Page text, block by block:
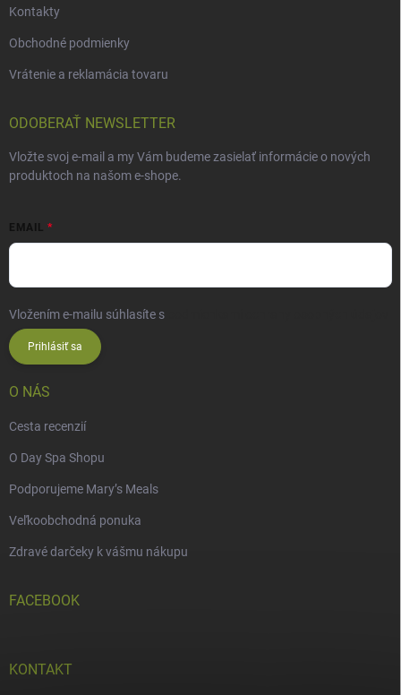
Kontakty
Obchodné podmienky
Vrátenie a reklamácia tovaru
ODOBERAŤ NEWSLETTER
Vložte svoj e-mail a my Vám budeme zasielať informácie o nových
produktoch na našom e-shope.
EMAIL
Vložením e-mailu súhlasíte s
Prihlásiť sa
O NÁS
Cesta recenzií
O Day Spa Shopu
Podporujeme Mary’s Meals
Veľkoobchodná ponuka
Zdravé darčeky k vášmu nákupu
FACEBOOK
KONTAKT